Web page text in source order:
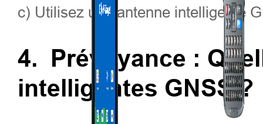
c) Utilisez une antenne intelligente
4. Prévoyance :
intelligentes GNSS ?